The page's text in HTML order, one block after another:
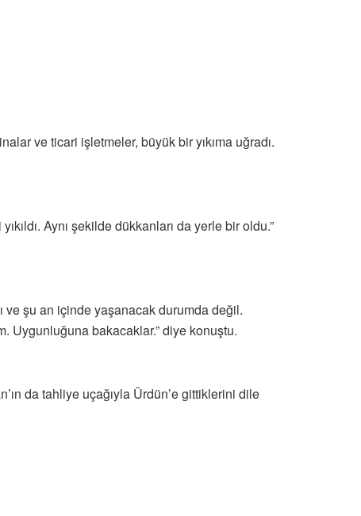
ve ticari işletmeler, büyük bir yıkıma uğradı.
Aynı şekilde dükkanları da yerle bir oldu.”
ve şu an içinde yaşanacak durumda değil.
Uygunluğuna bakacaklar.” diye konuştu.
da tahliye uçağıyla Ürdün’e gittiklerini dile